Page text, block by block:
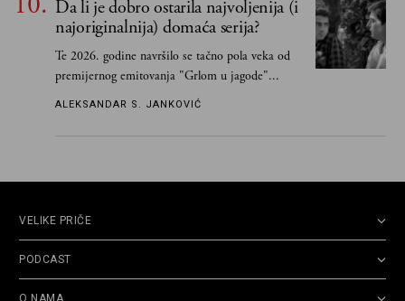
Da li je dobro ostarila najvoljenija (i
najoriginalnija) domaća serija?
Te 2026. godine navršilo se tačno pola veka od
premijernog emitovanja "Grlom u jagode"...
ALEKSANDAR S. JANKOVIĆ
VELIKE PRIČE
PODCAST
O NAMA